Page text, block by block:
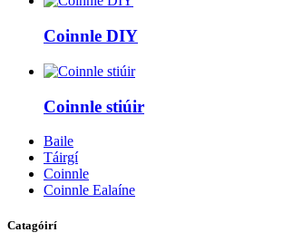
Coinnle DIY
Coinnle stiúir
Baile
Táirgí
Coinnle
Coinnle Ealaíne
Catagóirí